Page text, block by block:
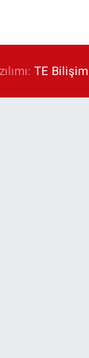
TE Bilişim